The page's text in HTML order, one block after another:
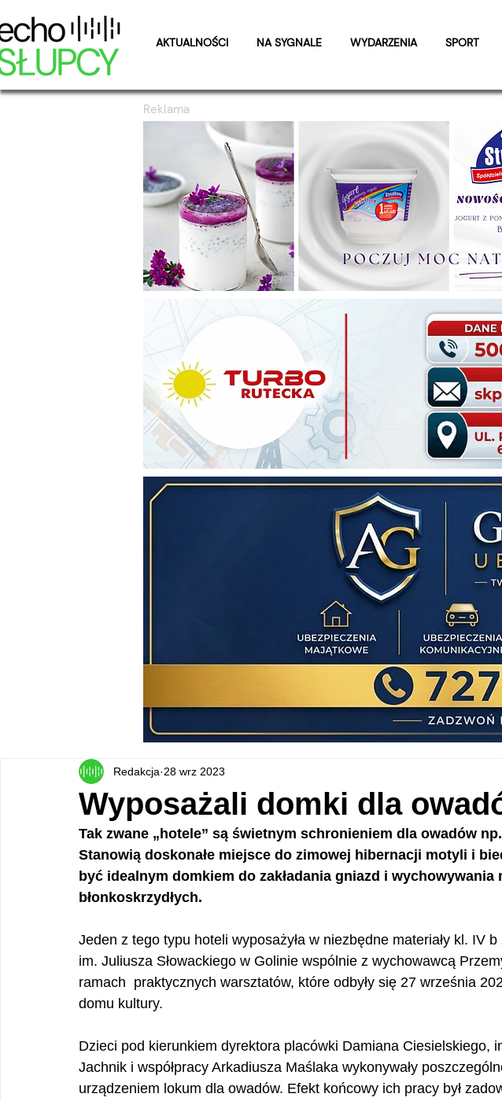
AKTUALNOŚCI NA SYGNALE WYDARZENIA SPORT
Reklama
Wyposażali domki dla
Redakcja 28 wrz 2023
Tak zwane „hotele” są świetnym schronieniem dla owadów
Stanowią doskonałe miejsce do zimowej hibernacji motyli i
być idealnym domkiem do zakładania gniazd i wychowywania
błonkoskrzydłych.
Jeden z tego typu hoteli wyposażyła w niezbędne materiały kl. IV b
im. Juliusza Słowackiego w Golinie wspólnie z wychowawcą
ramach  praktycznych warsztatów, które odbyły się 27 września
domu kultury.
Dzieci pod kierunkiem dyrektora placówki Damiana Ciesielskiego,
Jachnik i współpracy Arkadiusza Maślaka wykonywały
urządzeniem lokum dla owadów. Efekt końcowy ich pracy był